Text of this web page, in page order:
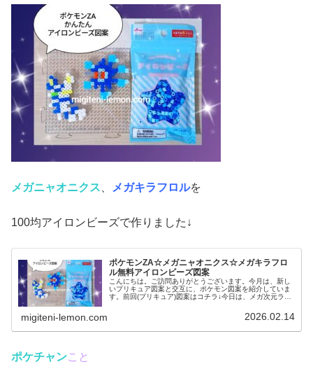
メガニャオニクス メガキラフロルを
100均アイロンビーズで作りました↓
ポケモンZA☆メガニャオニクス☆メガキラフロ
ル無料アイロンビーズ図案
こんにちは。ご訪問ありがとうございます。今月は、新し
いプリキュア図案と交互に、ポケモン図案を紹介していま
す。前回(プリキュア)図案はコチラ↓今日は、メガ次元ラッ
migiteni-lemon.com 2026.02.14
ポケチャンこと